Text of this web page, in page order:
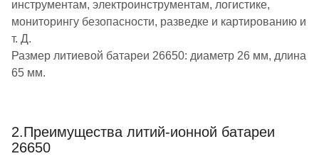
инструментам, электроинструментам, логистике,
мониторингу безопасности, разведке и картированию и
т. Д.
Размер литиевой батареи 26650: диаметр 26 мм, длина
65 мм.
2.Преимущества литий-ионной батареи
26650